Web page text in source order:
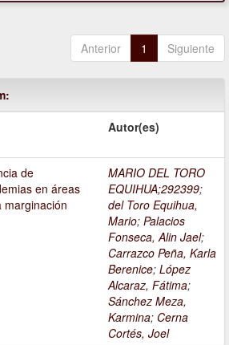
Anterior 1 Siguiente
Autor(es)
de
en áreas
marginación
MARIO DEL TORO
EQUIHUA;292399;
del Toro Equihua,
Mario; Palacios
Fonseca, Alin Jael;
Carrazco Peña, Karla
Berenice; López
Alcaraz, Fátima;
Sánchez Meza,
Karmina; Cerna
Cortés, Joel